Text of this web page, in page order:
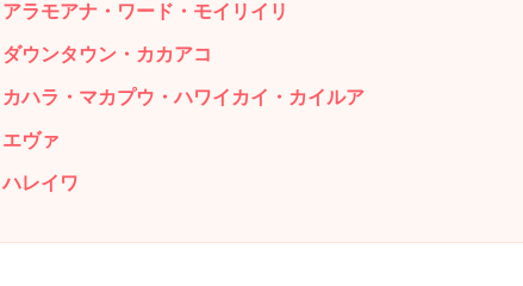
アラモアナ・ワード・モイリイリ
ダウンタウン・カカアコ
カハラ・マカプウ・ハワイカイ・カイルア
エヴァ
ハレイワ